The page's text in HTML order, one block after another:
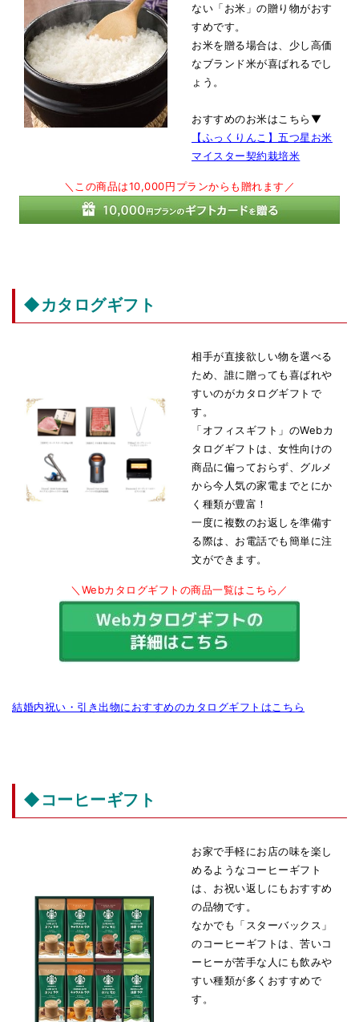
ない「お米」の贈り物がおす
すめです。
お米を贈る場合は、少し高価
なブランド米が喜ばれるでし
ょう。
おすすめのお米はこちら▼
【ふっくりんこ】五つ星お米
マイスター契約栽培米
＼この商品は10,000円プランからも贈れます／
◆カタログギフト
相手が直接欲しい物を選べる
ため、誰に贈っても喜ばれや
すいのがカタログギフトで
す。
「オフィスギフト」のWebカ
タログギフトは、女性向けの
商品に偏っておらず、グルメ
から今人気の家電までとにか
く種類が豊富！
一度に複数のお返しを準備す
る際は、お電話でも簡単に注
文ができます。
＼Webカタログギフトの商品一覧はこちら／
結婚内祝い・引き出物におすすめのカタログギフトはこちら
◆コーヒーギフト
お家で手軽にお店の味を楽し
めるようなコーヒーギフト
は、お祝い返しにもおすすめ
の品物です。
なかでも「スターバックス」
のコーヒーギフトは、苦いコ
ーヒーが苦手な人にも飲みや
すい種類が多くおすすめで
す。